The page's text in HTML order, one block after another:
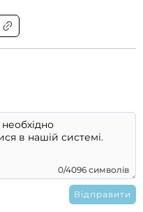
0/4096 символів